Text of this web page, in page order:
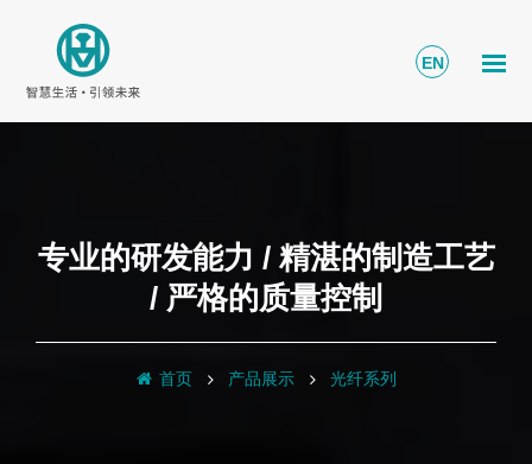
EN
专业的研发能力 / 精湛的制造工艺
/ 严格的质量控制
首页 产品展示 光纤系列